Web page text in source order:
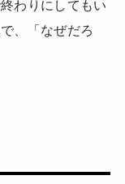
わりにしてもい
、「なぜだろ